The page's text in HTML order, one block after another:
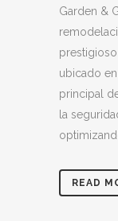
Garden &
ubicado
principal
la
READ